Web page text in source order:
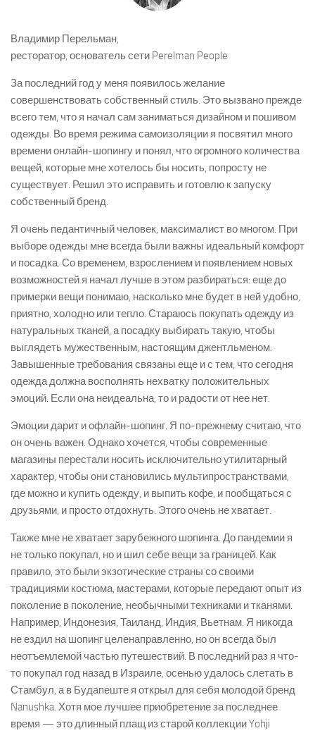
Владимир Перельман,
ресторатор, основатель сети Perelman People
За последний год у меня появилось желание
совершенствовать собственный стиль. Это вызвано прежде
всего тем, что я начал сам заниматься дизайном и пошивом
одежды. Во время режима самоизоляции я посвятил много
времени онлайн-шопингу и понял, что огромного количества
вещей, которые мне хотелось бы носить, попросту не
существует. Решил это исправить и готовлю к запуску
собственный бренд.
Я очень педантичный человек, максималист во многом. При
выборе одежды мне всегда были важны идеальный комфорт
и посадка. Со временем, взрослением и появлением новых
возможностей я начал лучше в этом разбираться: еще до
примерки вещи понимаю, насколько мне будет в ней удобно,
приятно, холодно или тепло. Стараюсь покупать одежду из
натуральных тканей, а посадку выбирать такую, чтобы
выглядеть мужественным, настоящим джентльменом.
Завышенные требования связаны еще и с тем, что сегодня
одежда должна восполнять нехватку положительных
эмоций. Если она неидеальна, то и радости от нее нет.
Эмоции дарит и офлайн-шопинг. Я по-прежнему считаю, что
он очень важен. Однако хочется, чтобы современные
магазины перестали носить исключительно утилитарный
характер, чтобы они становились мультипространствами,
где можно и купить одежду, и выпить кофе, и пообщаться с
друзьями, и просто отдохнуть. Этого очень не хватает.
Также мне не хватает зарубежного шопинга. До пандемии я
не только покупал, но и шил себе вещи за границей. Как
правило, это были экзотические страны со своими
традициями костюма, мастерами, которые передают опыт из
поколение в поколение, необычными техниками и тканями.
Например, Индонезия, Таиланд, Индия, Вьетнам. Я никогда
не ездил на шопинг целенаправленно, но он всегда был
неотъемлемой частью путешествий. В последний раз я что-
то покупал год назад в Израиле, осенью удалось слетать в
Стамбул, а в Будапеште я открыл для себя молодой бренд
Nanushka. Хотя мое лучшее приобретение за последнее
время — это длинный плащ из старой коллекции Yohji